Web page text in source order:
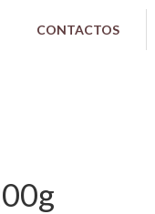
CONTACTOS